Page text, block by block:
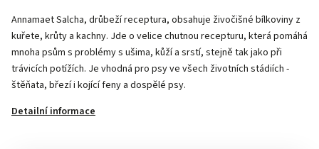
Annamaet Salcha, drůbeží receptura, obsahuje živočišné bílkoviny z
kuřete, krůty a kachny. Jde o velice chutnou recepturu, která pomáhá
mnoha psům s problémy s ušima, kůží a srstí, stejně tak jako při
trávicích potížích. Je vhodná pro psy ve všech životních stádiích -
štěňata, březí i kojící feny a dospělé psy.
Detailní informace